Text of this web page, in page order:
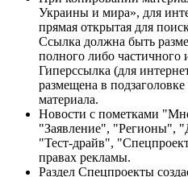
Украины и мира», для
прямая открытая для
Ссылка должна быть
полного либо частичного
Гиперссылка (для
размещена в
материала.
Новости с пометками
"Заявление", "Регионы",
"Тест-драйв",
правах рекламы.
Раздел Спецпроекты